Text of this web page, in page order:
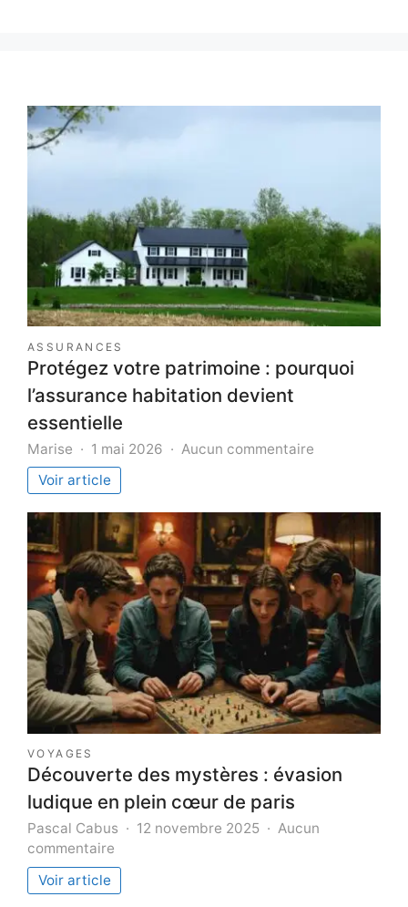
ASSURANCES
Protégez votre patrimoine : pourquoi
l’assurance habitation devient
essentielle
Marise 1 mai 2026 Aucun commentaire
:
pourquoi
l’assurance
habitation
devient
essentielle
Voir article
VOYAGES
Découverte des mystères : évasion
ludique en plein cœur de paris
Pascal Cabus 12 novembre 2025
Aucun
commentaire
Découverte
des
Voir article